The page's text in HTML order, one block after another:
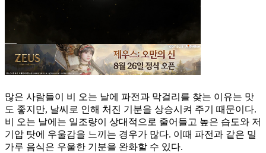
많은 사람들이 비 오는 날에 파전과 막걸리를 찾는 이유는 맛
도 좋지만, 날씨로 인해 처진 기분을 상승시켜 주기 때문이다.
비 오는 날에는 일조량이 상대적으로 줄어들고 높은 습도와 저
기압 탓에 우울감을 느끼는 경우가 많다. 이때 파전과 같은 밀
가루 음식은 우울한 기분을 완화할 수 있다.